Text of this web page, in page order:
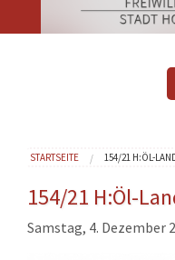
Sie sind hier
STARTSEITE 154/21 H:ÖL-
154/21 H:Öl-
Samstag, 4. Dezember